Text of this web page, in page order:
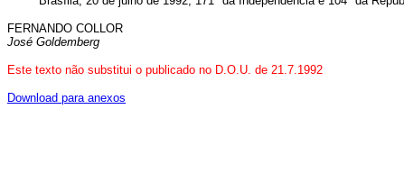
FERNANDO COLLOR
José Goldemberg
Este texto não substitui o publicado no D.O.U. de 21.7.1992
Download para anexos